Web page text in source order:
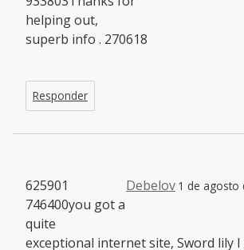
helping out,
superb info . 270618
Responder
Debelov 1 de agosto
625901
746400you got a
quite
exceptional internet site, Sword lily